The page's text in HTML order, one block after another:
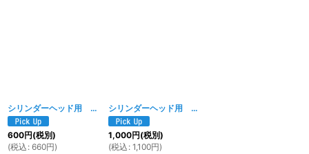
シリンダーヘッド用 エクステンションボルト付きナット（M6用） 2個セット
600円(税別)
(税込 : 660円)
シリンダーヘッド用 エクステンションボルト付きナット(M7用) 2個セット
1,000円(税別)
(税込 : 1,100円)